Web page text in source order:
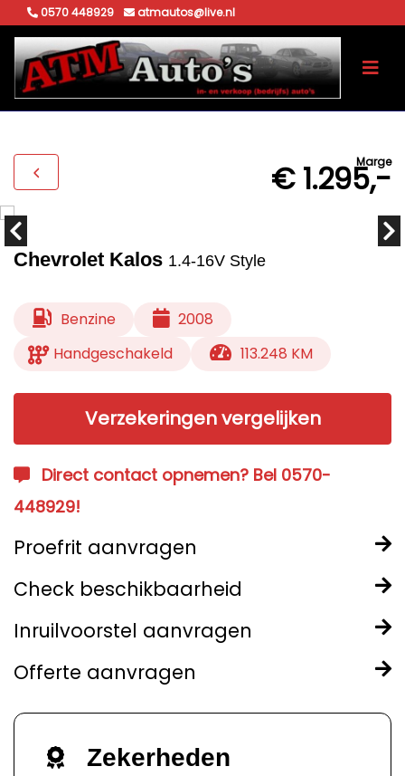
0570 448929 atmautos@live.nl
Marge
€ 1.295,-
Chevrolet Kalos 1.4-16V Style
Benzine
2008
Handgeschakeld
113.248 KM
Verzekeringen vergelijken
Direct contact opnemen? Bel 0570-
448929!
Proefrit aanvragen
Check beschikbaarheid
Inruilvoorstel aanvragen
Offerte aanvragen
Zekerheden